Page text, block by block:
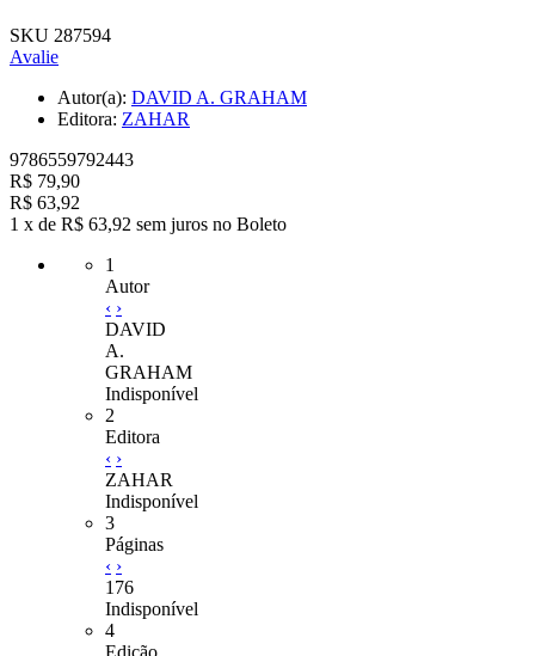
SKU 287594
Avalie
Autor(a): DAVID A. GRAHAM
Editora: ZAHAR
9786559792443
R$ 79,90
R$ 63,92
1 x de R$ 63,92 sem juros no Boleto
1
Autor
‹ ›
DAVID
A.
GRAHAM
Indisponível
2
Editora
‹ ›
ZAHAR
Indisponível
3
Páginas
‹ ›
176
Indisponível
4
Edição